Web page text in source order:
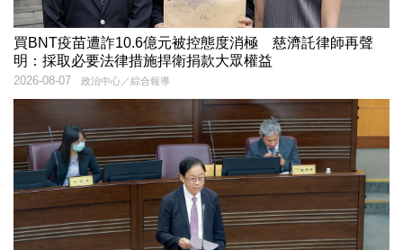
買BNT疫苗遭詐10.6億元被控態度消極 慈濟託律師再聲
明：採取必要法律措施捍衛捐款大眾權益
政治中心／綜合報導
2026-08-07